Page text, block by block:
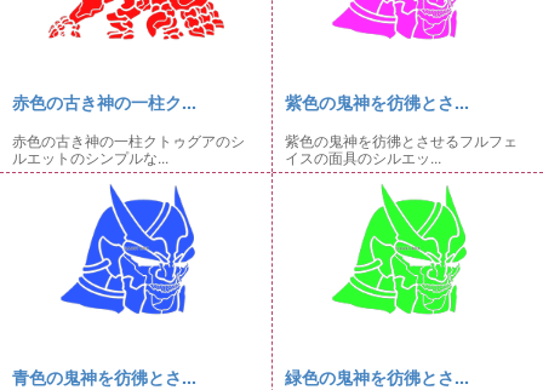
赤色の古き神の一柱ク...
赤色の古き神の一柱クトゥグアのシ
ルエットのシンプルな...
紫色の鬼神を彷彿とさ...
紫色の鬼神を彷彿とさせるフルフェ
イスの面具のシルエッ...
青色の鬼神を彷彿とさ... 緑色の鬼神を彷彿とさ...